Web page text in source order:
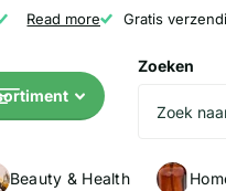
Geld terug
Klanten (5147) geven Marocstore een
Read more Gratis
Zoeken
Beauty & Health